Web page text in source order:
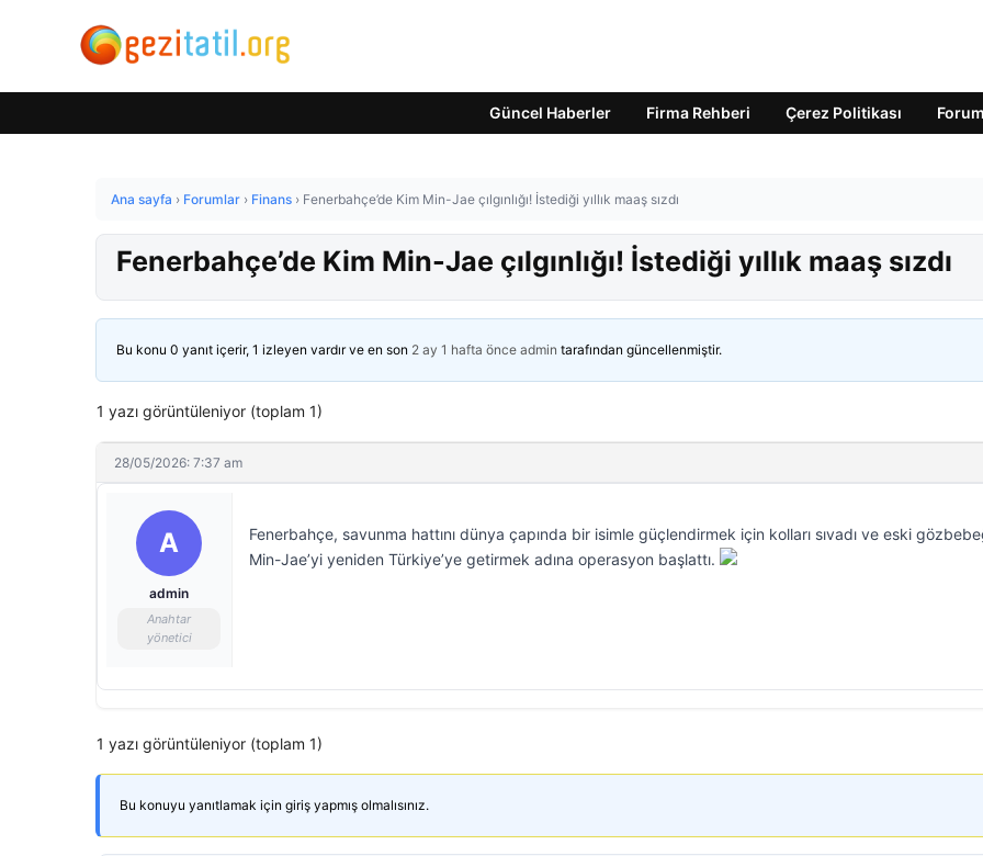
Güncel Haberler Firma Rehberi Çerez Politikası Forum
Ana sayfa › Forumlar › Finans › Fenerbahçe’de Kim Min-Jae çılgınlığı! İstediği yıllık maaş sızdı
Fenerbahçe’de Kim Min-Jae çılgınlığı! İstediği yıllık maaş sızdı
Bu konu 0 yanıt içerir, 1 izleyen vardır ve en son 2 ay 1 hafta önce admin tarafından güncellenmiştir.
1 yazı görüntüleniyor (toplam 1)
28/05/2026: 7:37 am
A
admin
Anahtar
yönetici
Fenerbahçe, savunma hattını dünya çapında bir isimle güçlendirmek için kolları sıvadı ve eski
Min-Jae’yi yeniden Türkiye’ye getirmek adına operasyon başlattı.
1 yazı görüntüleniyor (toplam 1)
Bu konuyu yanıtlamak için giriş yapmış olmalısınız.